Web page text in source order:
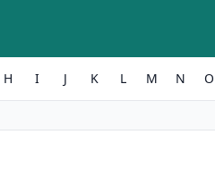
H I J K L M N O